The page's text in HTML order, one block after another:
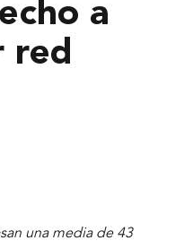
a
red
una media de 43